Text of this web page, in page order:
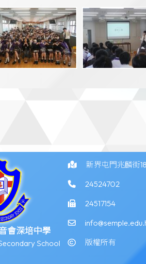
會深培中學
School
新界屯門兆麟街
24524702
24517154
版權所有